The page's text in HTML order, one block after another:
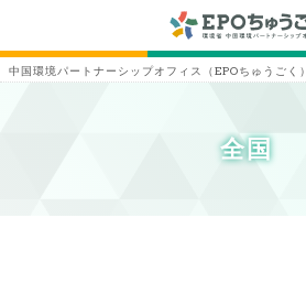
中国環境パートナーシップオフィス（EPOちゅうごく）
全国